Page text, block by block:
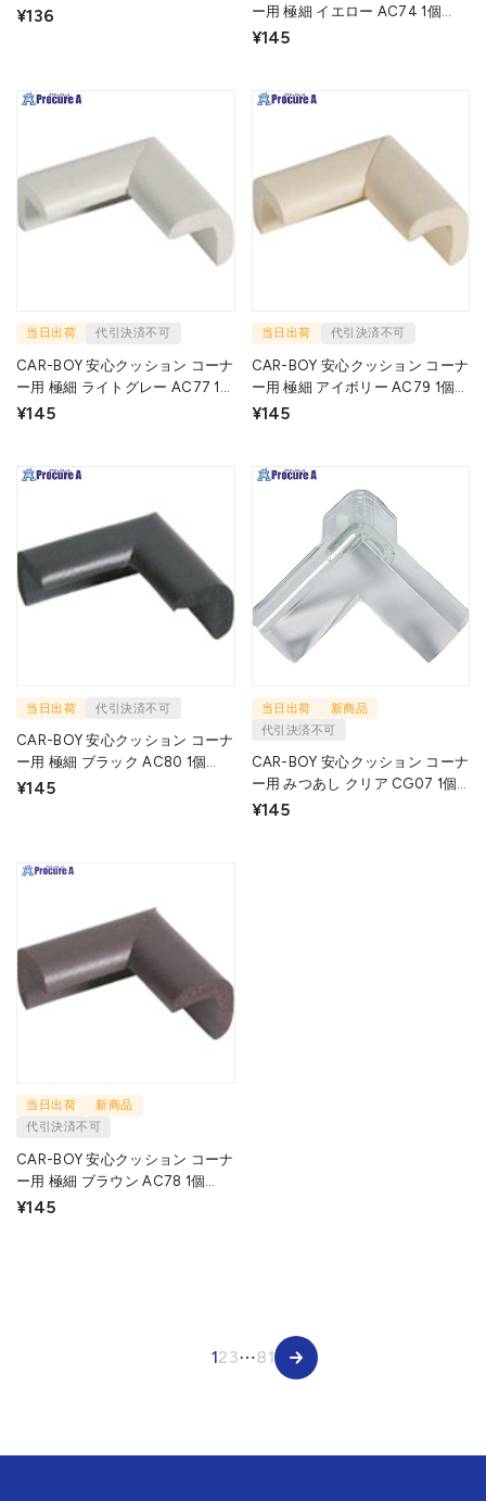
¥136
ー用 極細 イエロー AC74 1個
▼854-9728
¥145
当日出荷 代引決済不可
CAR-BOY 安心クッション コーナ
ー用 極細 ライトグレー AC77 1個
▼854-7890
¥145
当日出荷 代引決済不可
CAR-BOY 安心クッション コーナ
ー用 極細 アイボリー AC79 1個
▼854-9729
¥145
当日出荷 代引決済不可
CAR-BOY 安心クッション コーナ
ー用 極細 ブラック AC80 1個
▼854-9730
¥145
当日出荷
新商品
代引決済不可
CAR-BOY 安心クッション コーナ
ー用 みつあし クリア CG07 1個
▼822-0054
¥145
当日出荷
新商品
代引決済不可
CAR-BOY 安心クッション コーナ
ー用 極細 ブラウン AC78 1個
▼854-7892
¥145
123⋯81